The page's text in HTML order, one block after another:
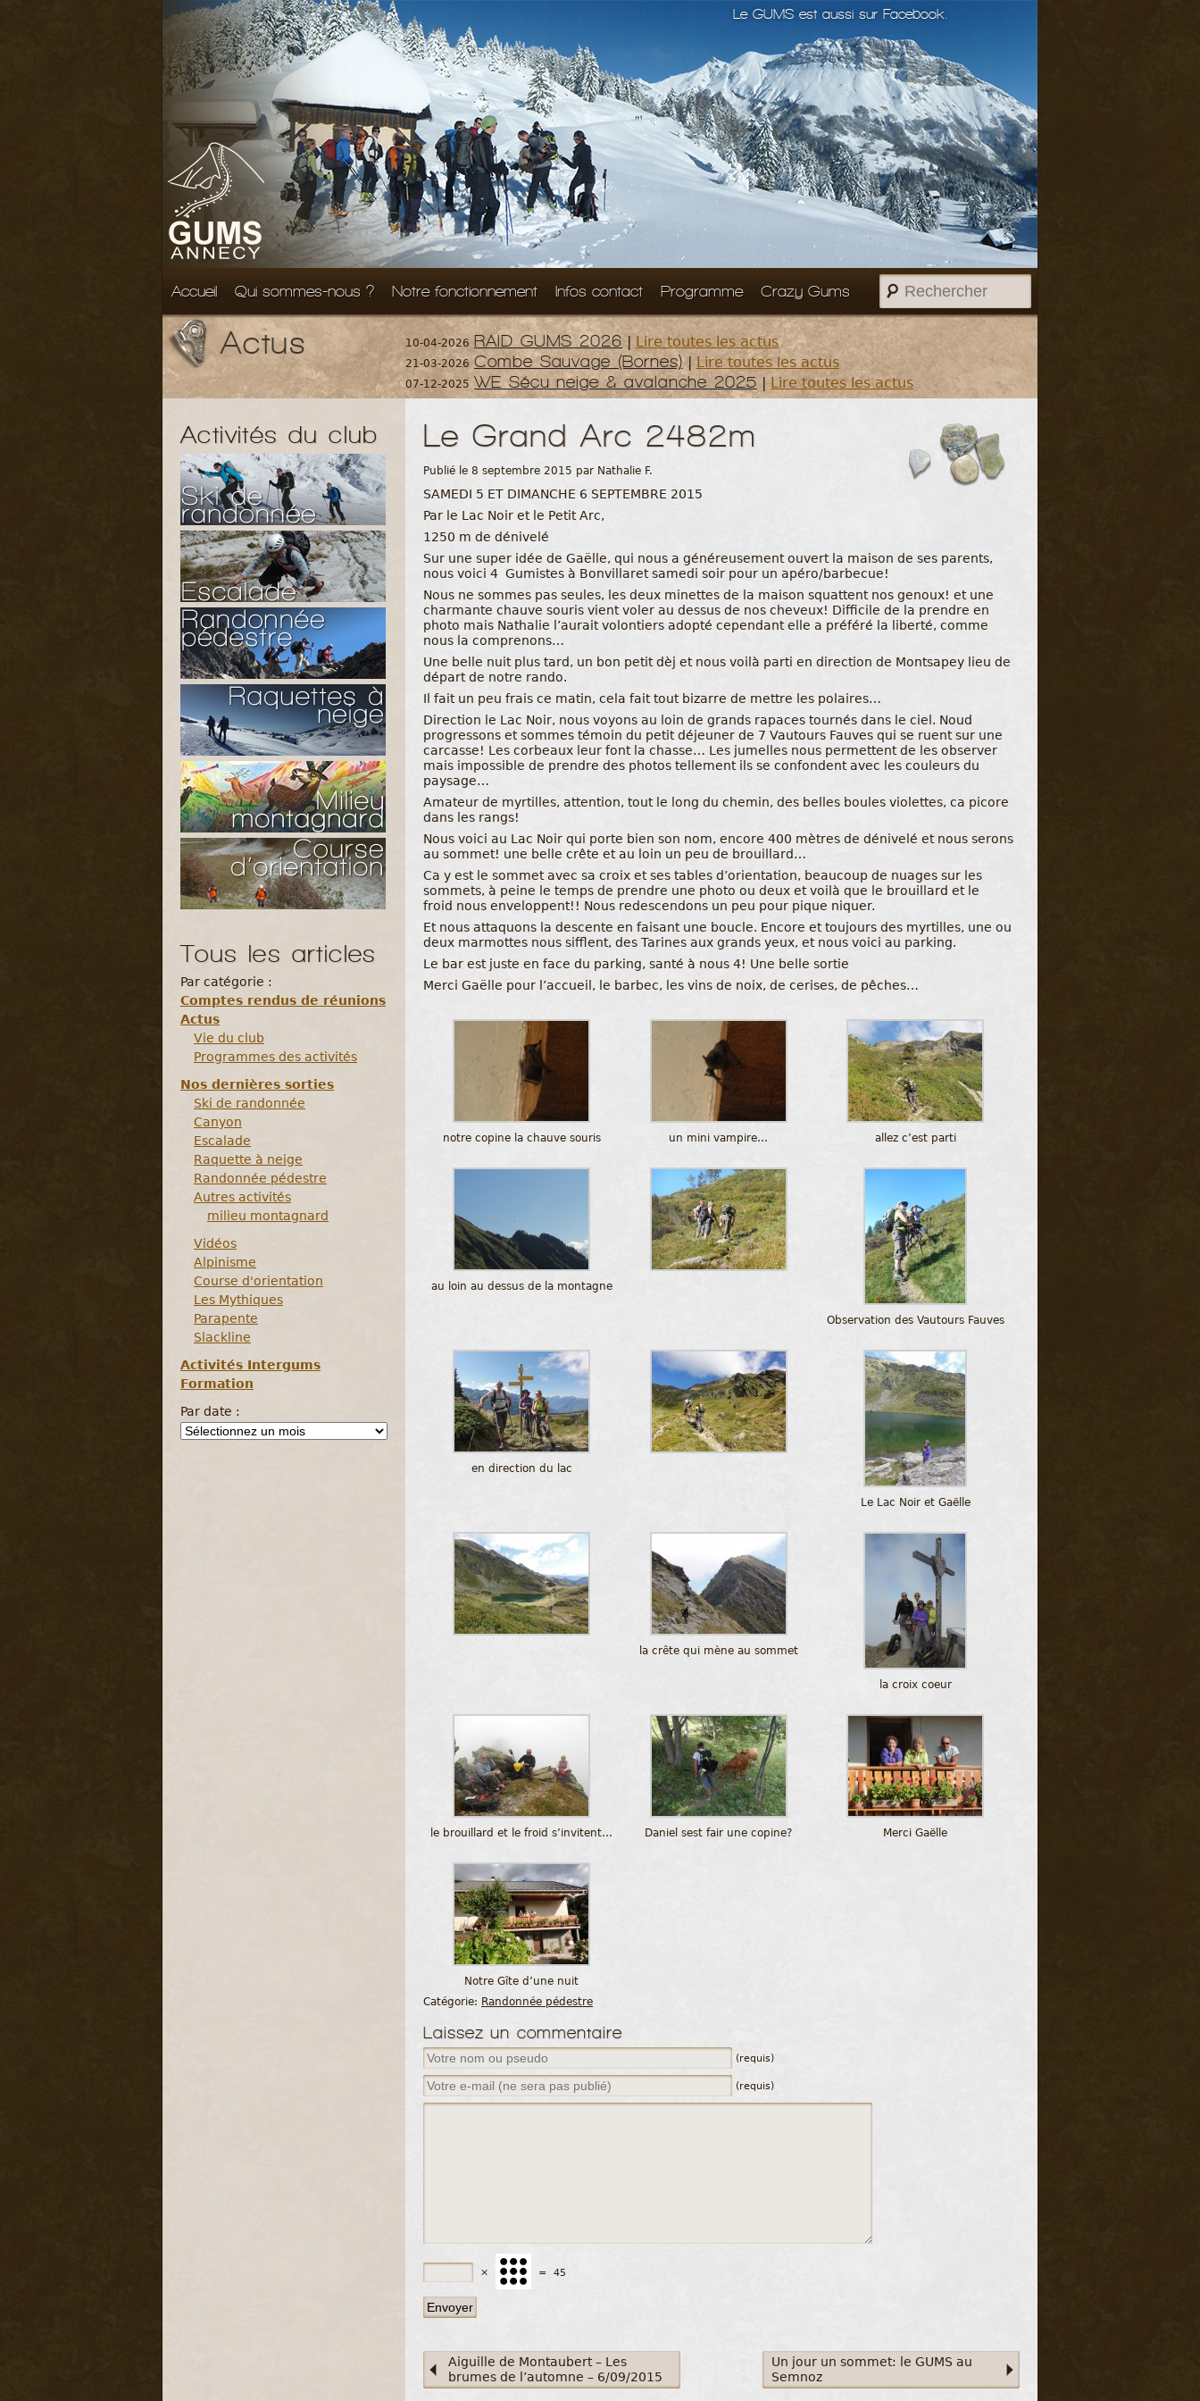
Le GUMS est aussi sur Facebook.
Accueil Qui sommes-nous ? Notre fonctionnement Infos contact Programme Crazy Gums
Rechercher
Actus 10-04-2026 RAID GUMS 2026| Lire toutes les actus
21-03-2026 Combe Sauvage (Bornes)| Lire toutes les actus
07-12-2025 WE Sécu neige & avalanche 2025 | Lire toutes les actus
Activités du club
Tous les articles
Par catégorie :
Comptes rendus de réunions
Actus
Vie du club
Programmes des activités
Nos dernières sorties
Ski de randonnée
Canyon
Escalade
Raquette à neige
Randonnée pédestre
Autres activités
milieu montagnard
Vidéos
Alpinisme
Course d'orientation
Les Mythiques
Parapente
Slackline
Activités Intergums
Formation
Par date :
Le Grand Arc 2482m
Publié le 8 septembre 2015 par Nathalie F.
SAMEDI 5 ET DIMANCHE 6 SEPTEMBRE 2015
Par le Lac Noir et le Petit Arc,
1250 m de dénivelé
Sur une super idée de Gaëlle, qui nous a généreusement ouvert la maison de ses parents,
nous voici 4 Gumistes à Bonvillaret samedi soir pour un apéro/barbecue!
Nous ne sommes pas seules, les deux minettes de la maison squattent nos genoux! et une
charmante chauve souris vient voler au dessus de nos cheveux! Difficile de la prendre en
photo mais Nathalie l’aurait volontiers adopté cependant elle a préféré la liberté, comme
nous la comprenons…
Une belle nuit plus tard, un bon petit dèj et nous voilà parti en direction de Montsapey lieu de
départ de notre rando.
Il fait un peu frais ce matin, cela fait tout bizarre de mettre les polaires…
Direction le Lac Noir, nous voyons au loin de grands rapaces tournés dans le ciel. Noud
progressons et sommes témoin du petit déjeuner de 7 Vautours Fauves qui se ruent sur une
carcasse! Les corbeaux leur font la chasse… Les jumelles nous permettent de les observer
mais impossible de prendre des photos tellement ils se confondent avec les couleurs du
paysage…
Amateur de myrtilles, attention, tout le long du chemin, des belles boules violettes, ca picore
dans les rangs!
Nous voici au Lac Noir qui porte bien son nom, encore 400 mètres de dénivelé et nous serons
au sommet! une belle crête et au loin un peu de brouillard…
Ca y est le sommet avec sa croix et ses tables d’orientation, beaucoup de nuages sur les
sommets, à peine le temps de prendre une photo ou deux et voilà que le brouillard et le
froid nous enveloppent!! Nous redescendons un peu pour pique niquer.
Et nous attaquons la descente en faisant une boucle. Encore et toujours des myrtilles, une ou
deux marmottes nous sifflent, des Tarines aux grands yeux, et nous voici au parking.
Le bar est juste en face du parking, santé à nous 4! Une belle sortie
Merci Gaëlle pour l’accueil, le barbec, les vins de noix, de cerises, de pêches…
notre copine la chauve souris un mini vampire… allez c’est parti
au loin au dessus de la montagne
Observation des Vautours Fauves
en direction du lac
Le Lac Noir et Gaëlle
la crête qui mène au sommet
la croix coeur
le brouillard et le froid s’invitent… Daniel sest fair une copine? Merci Gaëlle
Notre Gîte d’une nuit
Catégorie: Randonnée pédestre
Laissez un commentaire
(requis)
(requis)
× = 45
Aiguille de Montaubert – Les
brumes de l’automne – 6/09/2015
Un jour un sommet: le GUMS au
Semnoz